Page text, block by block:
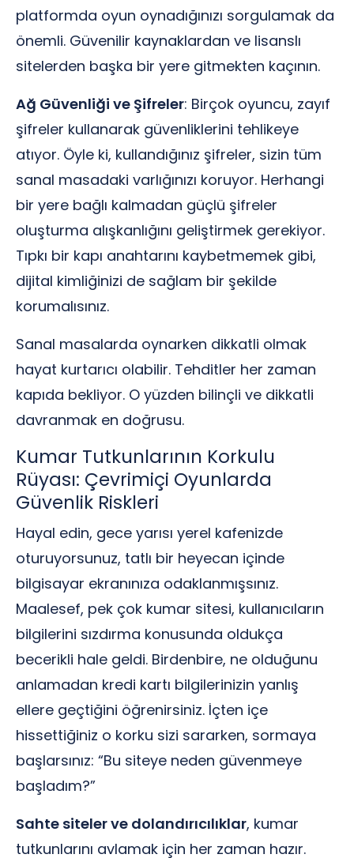
platformda oyun oynadığınızı sorgulamak da
önemli. Güvenilir kaynaklardan ve lisanslı
sitelerden başka bir yere gitmekten kaçının.
Ağ Güvenliği ve Şifreler: Birçok oyuncu, zayıf
şifreler kullanarak güvenliklerini tehlikeye
atıyor. Öyle ki, kullandığınız şifreler, sizin tüm
sanal masadaki varlığınızı koruyor. Herhangi
bir yere bağlı kalmadan güçlü şifreler
oluşturma alışkanlığını geliştirmek gerekiyor.
Tıpkı bir kapı anahtarını kaybetmemek gibi,
dijital kimliğinizi de sağlam bir şekilde
korumalısınız.
Sanal masalarda oynarken dikkatli olmak
hayat kurtarıcı olabilir. Tehditler her zaman
kapıda bekliyor. O yüzden bilinçli ve dikkatli
davranmak en doğrusu.
Kumar Tutkunlarının Korkulu
Rüyası: Çevrimiçi Oyunlarda
Güvenlik Riskleri
Hayal edin, gece yarısı yerel kafenizde
oturuyorsunuz, tatlı bir heyecan içinde
bilgisayar ekranınıza odaklanmışsınız.
Maalesef, pek çok kumar sitesi, kullanıcıların
bilgilerini sızdırma konusunda oldukça
becerikli hale geldi. Birdenbire, ne olduğunu
anlamadan kredi kartı bilgilerinizin yanlış
ellere geçtiğini öğrenirsiniz. İçten içe
hissettiğiniz o korku sizi sararken, sormaya
başlarsınız: “Bu siteye neden güvenmeye
başladım?”
Sahte siteler ve dolandırıcılıklar, kumar
tutkunlarını avlamak için her zaman hazır.